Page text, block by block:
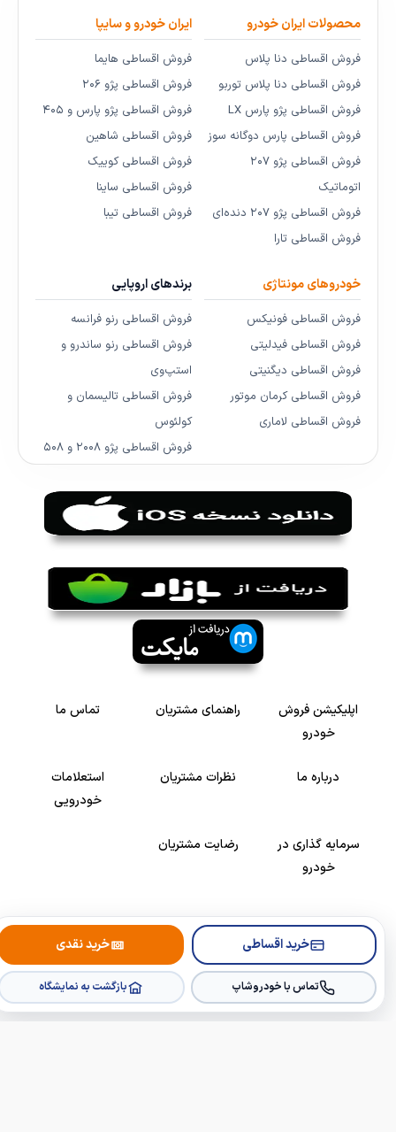
خرید اقساطی خرید نقدی
تماس با خودروشاپ بازگشت به نمایشگاه
محصولات ایران خودرو
فروش اقساطی دنا پلاس
فروش اقساطی دنا پلاس توربو
فروش اقساطی پژو پارس LX
فروش اقساطی پارس دوگانه سوز
فروش اقساطی پژو ۲۰۷
اتوماتیک
فروش اقساطی پژو ۲۰۷ دنده‌ای
فروش اقساطی تارا
ایران خودرو و سایپا
فروش اقساطی هایما
فروش اقساطی پژو ۲۰۶
فروش اقساطی پژو پارس و ۴۰۵
فروش اقساطی شاهین
فروش اقساطی کوییک
فروش اقساطی ساینا
فروش اقساطی تیبا
خودروهای مونتاژی
فروش اقساطی فونیکس
فروش اقساطی فیدلیتی
فروش اقساطی دیگنیتی
فروش اقساطی کرمان موتور
فروش اقساطی لاماری
برندهای اروپایی
فروش اقساطی رنو فرانسه
فروش اقساطی رنو ساندرو و
استپ‌وی
فروش اقساطی تالیسمان و
کولئوس
فروش اقساطی پژو ۲۰۰۸ و ۵۰۸
اپلیکیشن فروش
خودرو
راهنمای مشتریان تماس ما
درباره ما نظرات مشتریان
استعلامات
خودرویی
سرمایه گذاری در
خودرو
رضایت مشتریان
Copyright © 2005-2026Khodroshop.ir